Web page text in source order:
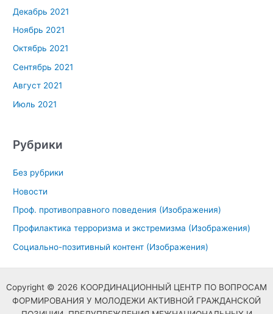
Декабрь 2021
Ноябрь 2021
Октябрь 2021
Сентябрь 2021
Август 2021
Июль 2021
Рубрики
Без рубрики
Новости
Проф. противоправного поведения (Изображения)
Профилактика терроризма и экстремизма (Изображения)
Социально-позитивный контент (Изображения)
Copyright © 2026 КООРДИНАЦИОННЫЙ ЦЕНТР ПО ВОПРОСАМ
ФОРМИРОВАНИЯ У МОЛОДЕЖИ АКТИВНОЙ ГРАЖДАНСКОЙ